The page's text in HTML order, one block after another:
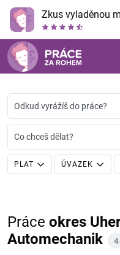
Zkus vyladěnou
Odkud vyrážíš do práce?
Co chceš dělat?
PLAT ÚVAZEK
Práce okres
Automechanik
4